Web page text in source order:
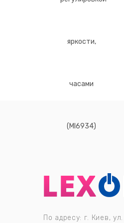
По адресу: г. Киев, ул.